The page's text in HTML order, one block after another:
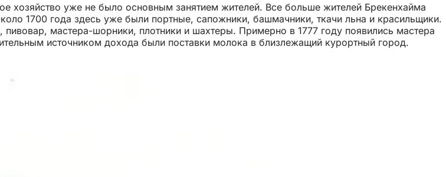
хозяйство уже не было основным занятием жителей. Все больше жителей Брекенхайма
1700 года здесь уже были портные, сапожники, башмачники, ткачи льна и красильщики.
мастера-шорники, плотники и шахтеры. Примерно в 1777 году появились мастера
источником дохода были поставки молока в близлежащий курортный город.